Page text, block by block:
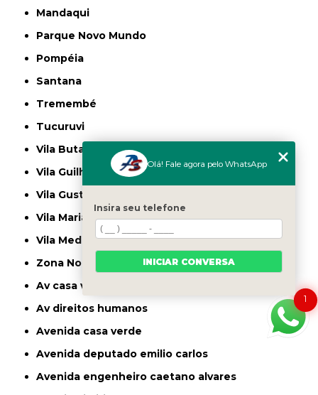
Mandaqui
Parque Novo Mundo
Pompéia
Santana
Tremembé
Tucuruvi
Vila Butantã
Vila Guilherme
Vila Gustavo
Vila Maria
Vila Medeiros
Zona Norte
av casa verde
av direitos humanos
avenida casa verde
avenida deputado emilio carlos
avenida engenheiro caetano alvares
1
Olá! Fale agora pelo WhatsApp
Insira seu telefone
INICIAR CONVERSA